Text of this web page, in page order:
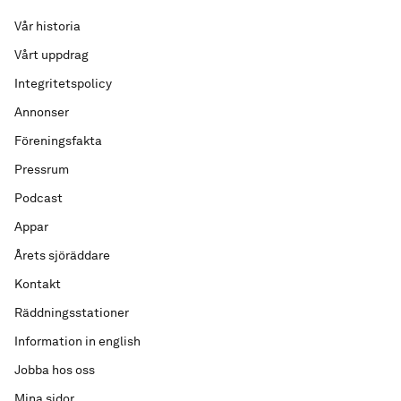
Vår historia
Vårt uppdrag
Integritetspolicy
Annonser
Föreningsfakta
Pressrum
Podcast
Appar
Årets sjöräddare
Kontakt
Räddningsstationer
Information in english
Jobba hos oss